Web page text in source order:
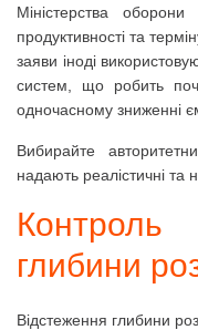
Міністерства
продуктивності та
заяви іноді
систем, що робить
одночасному зниженні
Вибирайте
надають реалістичні та
Контроль
глибини
Відстеження глибини